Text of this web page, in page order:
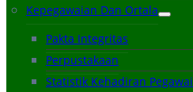
Kepegawaian Dan Ortala
Pakta Integritas
Perpustakaan
Statistik Kehadiran Pegawai